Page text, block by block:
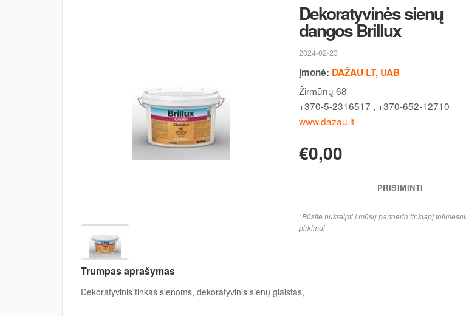
Dekoratyvinės sienų
dangos Brillux
2024-02-23
Įmonė: DAŽAU LT, UAB
Žirmūnų 68
+370-5-2316517 , +370-652-12710
www.dazau.lt
€0,00
PRISIMINTI
*Būsite nukreipti į mūsų partnerio tinklapį
pirkimui
Trumpas aprašymas
Dekoratyvinis tinkas sienoms, dekoratyvinis sienų glaistas,